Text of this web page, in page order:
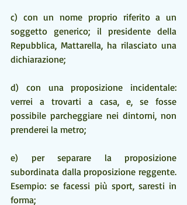
c) con un nome proprio riferito a un
soggetto generico; il presidente della
Repubblica, Mattarella, ha rilasciato una
dichiarazione;
d) con una proposizione incidentale:
verrei a trovarti a casa, e, se fosse
possibile parcheggiare nei dintorni, non
prenderei la metro;
e) per separare la proposizione
subordinata dalla proposizione reggente.
Esempio: se facessi più sport, saresti in
forma;